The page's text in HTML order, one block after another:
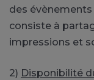
des évènements
consiste à
impressions et
2) Disponibilité